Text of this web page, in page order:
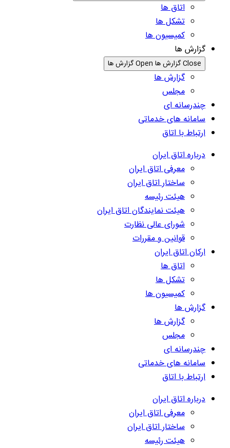
اتاق ها
تشکل ها
کمیسیون ها
گزارش ها
Close گزارش ها Open گزارش ها
گزارش ها
مجلس
چندرسانه ای
سامانه های خدماتی
ارتباط با اتاق
درباره اتاق ایران
معرفی اتاق ایران
ساختار اتاق ایران
هیئت رئیسه
هیئت نمایندگان اتاق ایران
شورای عالی نظارت
قوانین و مقررات
ارکان اتاق ایران
اتاق ها
تشکل ها
کمیسیون ها
گزارش ها
گزارش ها
مجلس
چندرسانه ای
سامانه های خدماتی
ارتباط با اتاق
درباره اتاق ایران
معرفی اتاق ایران
ساختار اتاق ایران
هیئت رئیسه